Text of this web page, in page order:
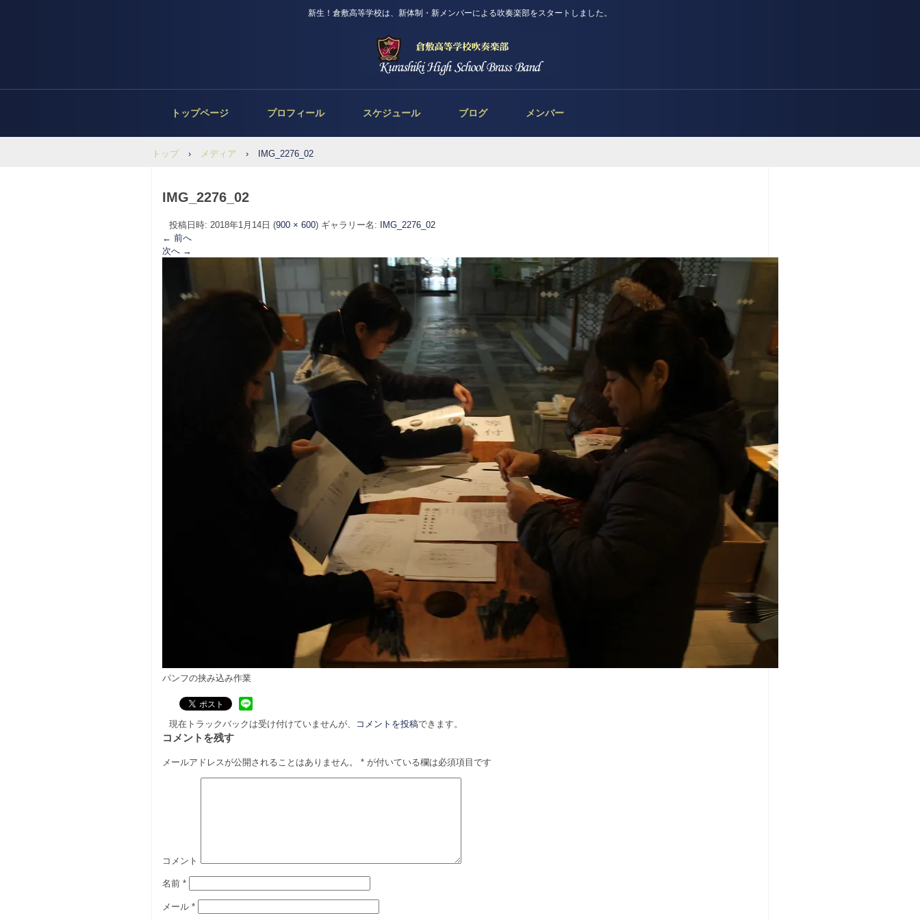
新生！倉敷高等学校は、新体制・新メンバーによる吹奏楽部をスタートしました。
トップページ プロフィール スケジュール ブログ メンバー
トップ › メディア › IMG_2276_02
IMG_2276_02
投稿日時: 2018年1月14日 (900 × 600) ギャラリー名:
IMG_2276_02
← 前へ
次へ →
パンフの挟み込み作業
現在トラックバックは受け付けていませんが、 コメントを投稿できます。
コメントを残す
メールアドレスが公開されることはありません。 * が付いている欄は必須項目です
コメント
名前 *
メール *